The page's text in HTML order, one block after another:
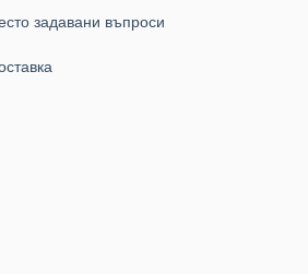
задавани въпроси